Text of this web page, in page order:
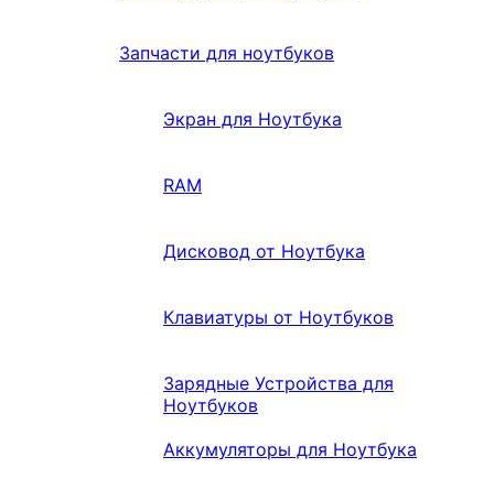
Запчасти для ноутбуков
Экран для Ноутбука
RAM
Дисковод от Ноутбука
Клавиатуры от Ноутбуков
Зарядные Устройства для
Ноутбуков
Аккумуляторы для Ноутбука